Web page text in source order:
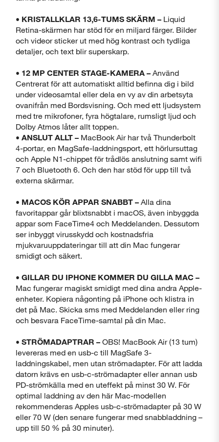
• KRISTALLKLAR 13,6-TUMS SKÄRM – Liquid
Retina-skärmen har stöd för en miljard färger. Bilder
och videor sticker ut med hög kontrast och tydliga
detaljer, och text blir superskarp.
• 12 MP CENTER STAGE-KAMERA – Använd
Centrerat för att automatiskt alltid befinna dig i bild
under videosamtal eller dela en vy av din arbetsyta
ovanifrån med Bordsvisning. Och med ett ljudsystem
med tre mikrofoner, fyra högtalare, rumsligt ljud och
Dolby Atmos låter allt toppen.
• ANSLUT ALLT – MacBook Air har två Thunderbolt
4-portar, en MagSafe-laddningsport, ett hörlursuttag
och Apple N1-chippet för trådlös anslutning samt wifi
7 och Bluetooth 6. Och den har stöd för upp till två
externa skärmar.
• MACOS KÖR APPAR SNABBT – Alla dina
favoritappar går blixtsnabbt i macOS, även inbyggda
appar som FaceTime4 och Meddelanden. Dessutom
ser inbyggt virusskydd och kostnadsfria
mjukvaruuppdateringar till att din Mac fungerar
smidigt och säkert.
• GILLAR DU IPHONE KOMMER DU GILLA MAC –
Mac fungerar magiskt smidigt med dina andra Apple-
enheter. Kopiera någonting på iPhone och klistra in
det på Mac. Skicka sms med Meddelanden eller ring
och besvara FaceTime-samtal på din Mac.
• STRÖMADAPTRAR – OBS! MacBook Air (13 tum)
levereras med en usb-c till MagSafe 3-
laddningskabel, men utan strömadapter. För att ladda
datorn krävs en usb-c-strömadapter eller annan usb
PD-strömkälla med en uteffekt på minst 30 W. För
optimal laddning av den här Mac-modellen
rekommenderas Apples usb-c-strömadapter på 30 W
eller 70 W (den senare fungerar med snabbladdning –
upp till 50 % på 30 minuter).
Stäng